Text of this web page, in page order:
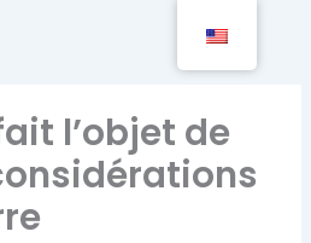
l’objet de